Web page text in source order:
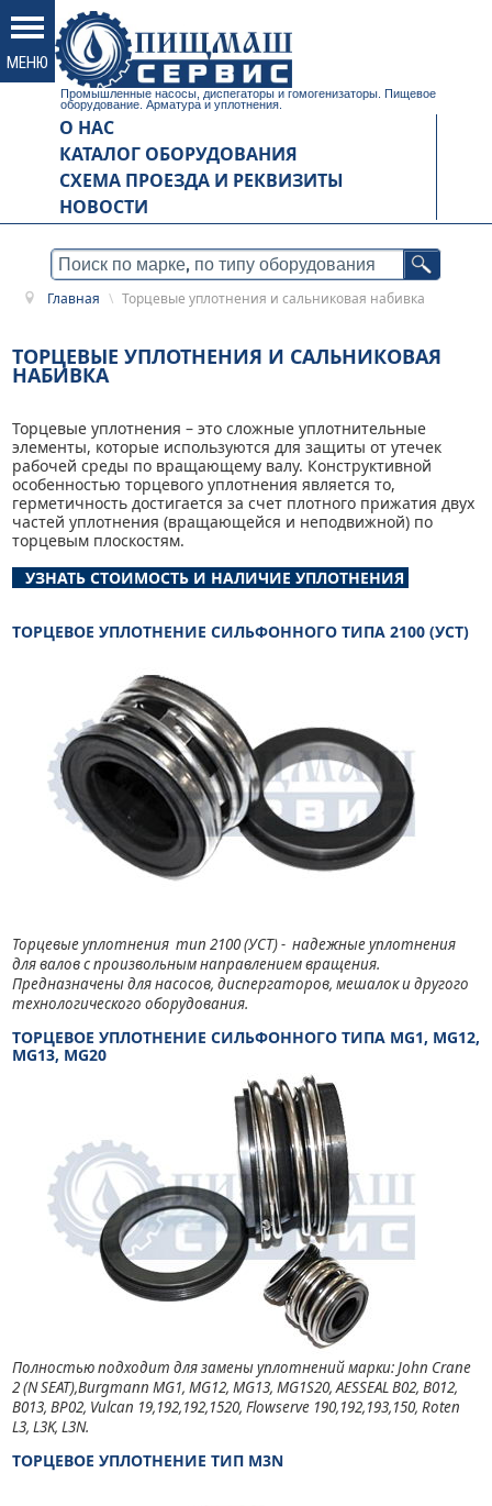
Промышленные насосы, диспегаторы и гомогенизаторы. Пищевое
оборудование. Арматура и уплотнения.
О НАС
КАТАЛОГ ОБОРУДОВАНИЯ
СХЕМА ПРОЕЗДА И РЕКВИЗИТЫ
НОВОСТИ
Главная \ Торцевые уплотнения и сальниковая набивка
ТОРЦЕВЫЕ УПЛОТНЕНИЯ И САЛЬНИКОВАЯ
НАБИВКА
Торцевые уплотнения – это сложные уплотнительные
элементы, которые используются для защиты от утечек
рабочей среды по вращающему валу. Конструктивной
особенностью торцевого уплотнения является то,
герметичность достигается за счет плотного прижатия двух
частей уплотнения (вращающейся и неподвижной) по
торцевым плоскостям.
УЗНАТЬ СТОИМОСТЬ И НАЛИЧИЕ УПЛОТНЕНИЯ
ТОРЦЕВОЕ УПЛОТНЕНИЕ СИЛЬФОННОГО ТИПА 2100 (УСТ)
Торцевые уплотнения тип 2100 (УСТ) - надежные уплотнения
для валов с произвольным направлением вращения.
Предназначены для насосов, диспергаторов, мешалок и другого
технологического оборудования.
ТОРЦЕВОЕ УПЛОТНЕНИЕ СИЛЬФОННОГО ТИПА MG1, MG12,
MG13, MG20
Полностью подходит для замены уплотнений марки: John Crane
2 (N SEAT),Burgmann MG1, MG12, MG13, MG1S20, AESSEAL B02, B012,
B013, BP02, Vulcan 19,192,192,1520, Flowserve 190,192,193,150, Roten
L3, L3K, L3N.
ТОРЦЕВОЕ УПЛОТНЕНИЕ ТИП M3N